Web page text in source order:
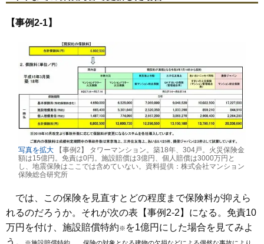
【事例2-1】
写真を拡大 【事例2】 タワーマンション。築18年、304戸。火災保険金
額は15億円。免責は0円。施設賠償は3億円、個人賠償は3000万円と
し、地震保険はここでは含めていない。資料提供：株式会社マンション
保険総合研究所
では、この保険を見直すとどの程度まで保険料が抑えら
れるのだろうか。それが次の表【事例2-2】になる。免責10
万円を付け、施設賠償特約※ を1億円にした場合を見てみよ
う。